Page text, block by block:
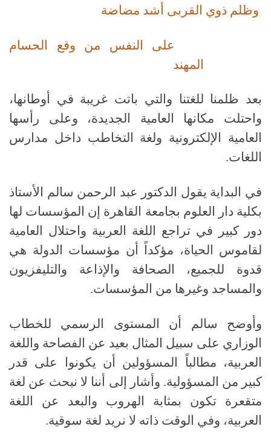
وظلم ذوي القربى أشد مضاضة
على النفس من وقع الحسام
المهند
بعد ظلمنا للغتنا والتي باتت غريبة في أوطانها،
واحتلت مكانها العامية الجديدة، وعلى رأسها
العامية الإلكترونية ولغة التخاطب داخل مدارس
اللغات.
في البداية يقول الدكتور عبد الرحمن سالم الأستاذ
بكلية دار العلوم بجامعة القاهرة إن المؤسسات لها
دور كبير في تراجع اللغة العربية واحتلال العامية
لقاموس الحياة، مؤكداً أن مؤسسات الدولة هي
قدوة للجميع، الصحافة والإذاعة والتليفزيون
والمساجد وغيرها من المؤسسات.
وأوضح سالم أن المستوى الرسمي للخطاب
الوزاري على سبيل المثال بعيد عن الفصاحة واللغة
العربية، مطالباً المسؤولين أن يكونوا على قدر
كبير من المسؤولية. وأشار إلى أننا لا نبحث عن لغة
متقعرة تكون بمثابة الهروب والبعد عن اللغة
العربية، وفي الوقت ذاته لا نريد لغة سوقية.